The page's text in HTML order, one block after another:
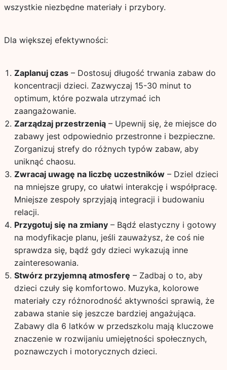
wszystkie niezbędne materiały i przybory.
Dla większej efektywności:
Zaplanuj czas– Dostosuj długość trwania zabaw do
koncentracji dzieci. Zazwyczaj 15-30 minut to
optimum, które pozwala utrzymać ich
zaangażowanie.
Zarządzaj przestrzenią– Upewnij się, że miejsce do
zabawy jest odpowiednio przestronne i bezpieczne.
Zorganizuj strefy do różnych typów zabaw, aby
uniknąć chaosu.
Zwracaj uwagę na liczbę uczestników– Dziel dzieci
na mniejsze grupy, co ułatwi interakcję i współpracę.
Mniejsze zespoły sprzyjają integracji i budowaniu
relacji.
Przygotuj się na zmiany– Bądź elastyczny i gotowy
na modyfikacje planu, jeśli zauważysz, że coś nie
sprawdza się, bądź gdy dzieci wykazują inne
zainteresowania.
Stwórz przyjemną atmosferę – Zadbaj o to, aby
dzieci czuły się komfortowo. Muzyka, kolorowe
materiały czy różnorodność aktywności sprawią, że
zabawa stanie się jeszcze bardziej angażująca.
Zabawy dla 6 latków w przedszkolu mają kluczowe
znaczenie w rozwijaniu umiejętności społecznych,
poznawczych i motorycznych dzieci.